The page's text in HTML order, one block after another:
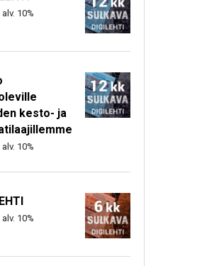
10%
kesto- ja
10%
10%